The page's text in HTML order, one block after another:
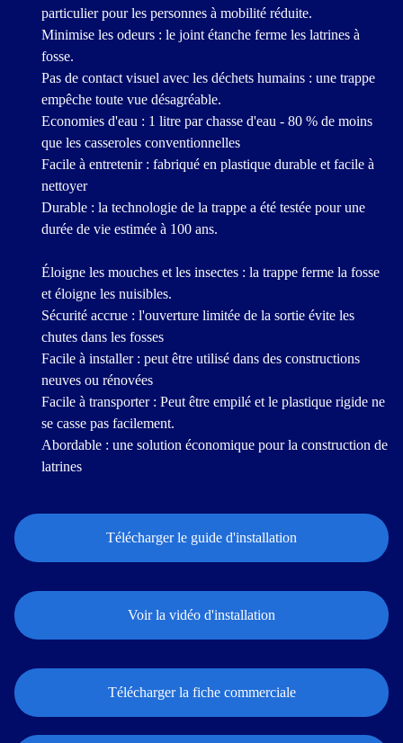
particulier pour les personnes à mobilité réduite.
Minimise les odeurs : le joint étanche ferme les latrines à
fosse.
Pas de contact visuel avec les déchets humains : une trappe
empêche toute vue désagréable.
Economies d'eau : 1 litre par chasse d'eau - 80 % de moins
que les casseroles conventionnelles
Facile à entretenir : fabriqué en plastique durable et facile à
nettoyer
Durable : la technologie de la trappe a été testée pour une
durée de vie estimée à 100 ans.
Éloigne les mouches et les insectes : la trappe ferme la fosse
et éloigne les nuisibles.
Sécurité accrue : l'ouverture limitée de la sortie évite les
chutes dans les fosses
Facile à installer : peut être utilisé dans des constructions
neuves ou rénovées
Facile à transporter : Peut être empilé et le plastique rigide ne
se casse pas facilement.
Abordable : une solution économique pour la construction de
latrines
Télécharger le guide d'installation
Voir la vidéo d'installation
Télécharger la fiche commerciale